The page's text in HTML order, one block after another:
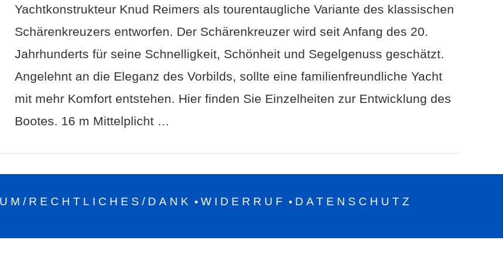
Yachtkonstrukteur Knud Reimers als tourentaugliche Variante des klassischen
Schärenkreuzers entworfen. Der Schärenkreuzer wird seit Anfang des 20.
Jahrhunderts für seine Schnelligkeit, Schönheit und Segelgenuss geschätzt.
Angelehnt an die Eleganz des Vorbilds, sollte eine familienfreundliche Yacht
mit mehr Komfort entstehen. Hier finden Sie Einzelheiten zur Entwicklung des
Bootes. 16 m Mittelplicht …
RECHTLICHES/DANK • WIDERRUF • DATENSCHUTZ